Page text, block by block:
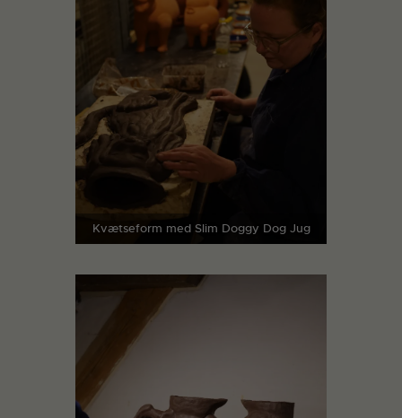
Kvætseform med Slim Doggy Dog Jug